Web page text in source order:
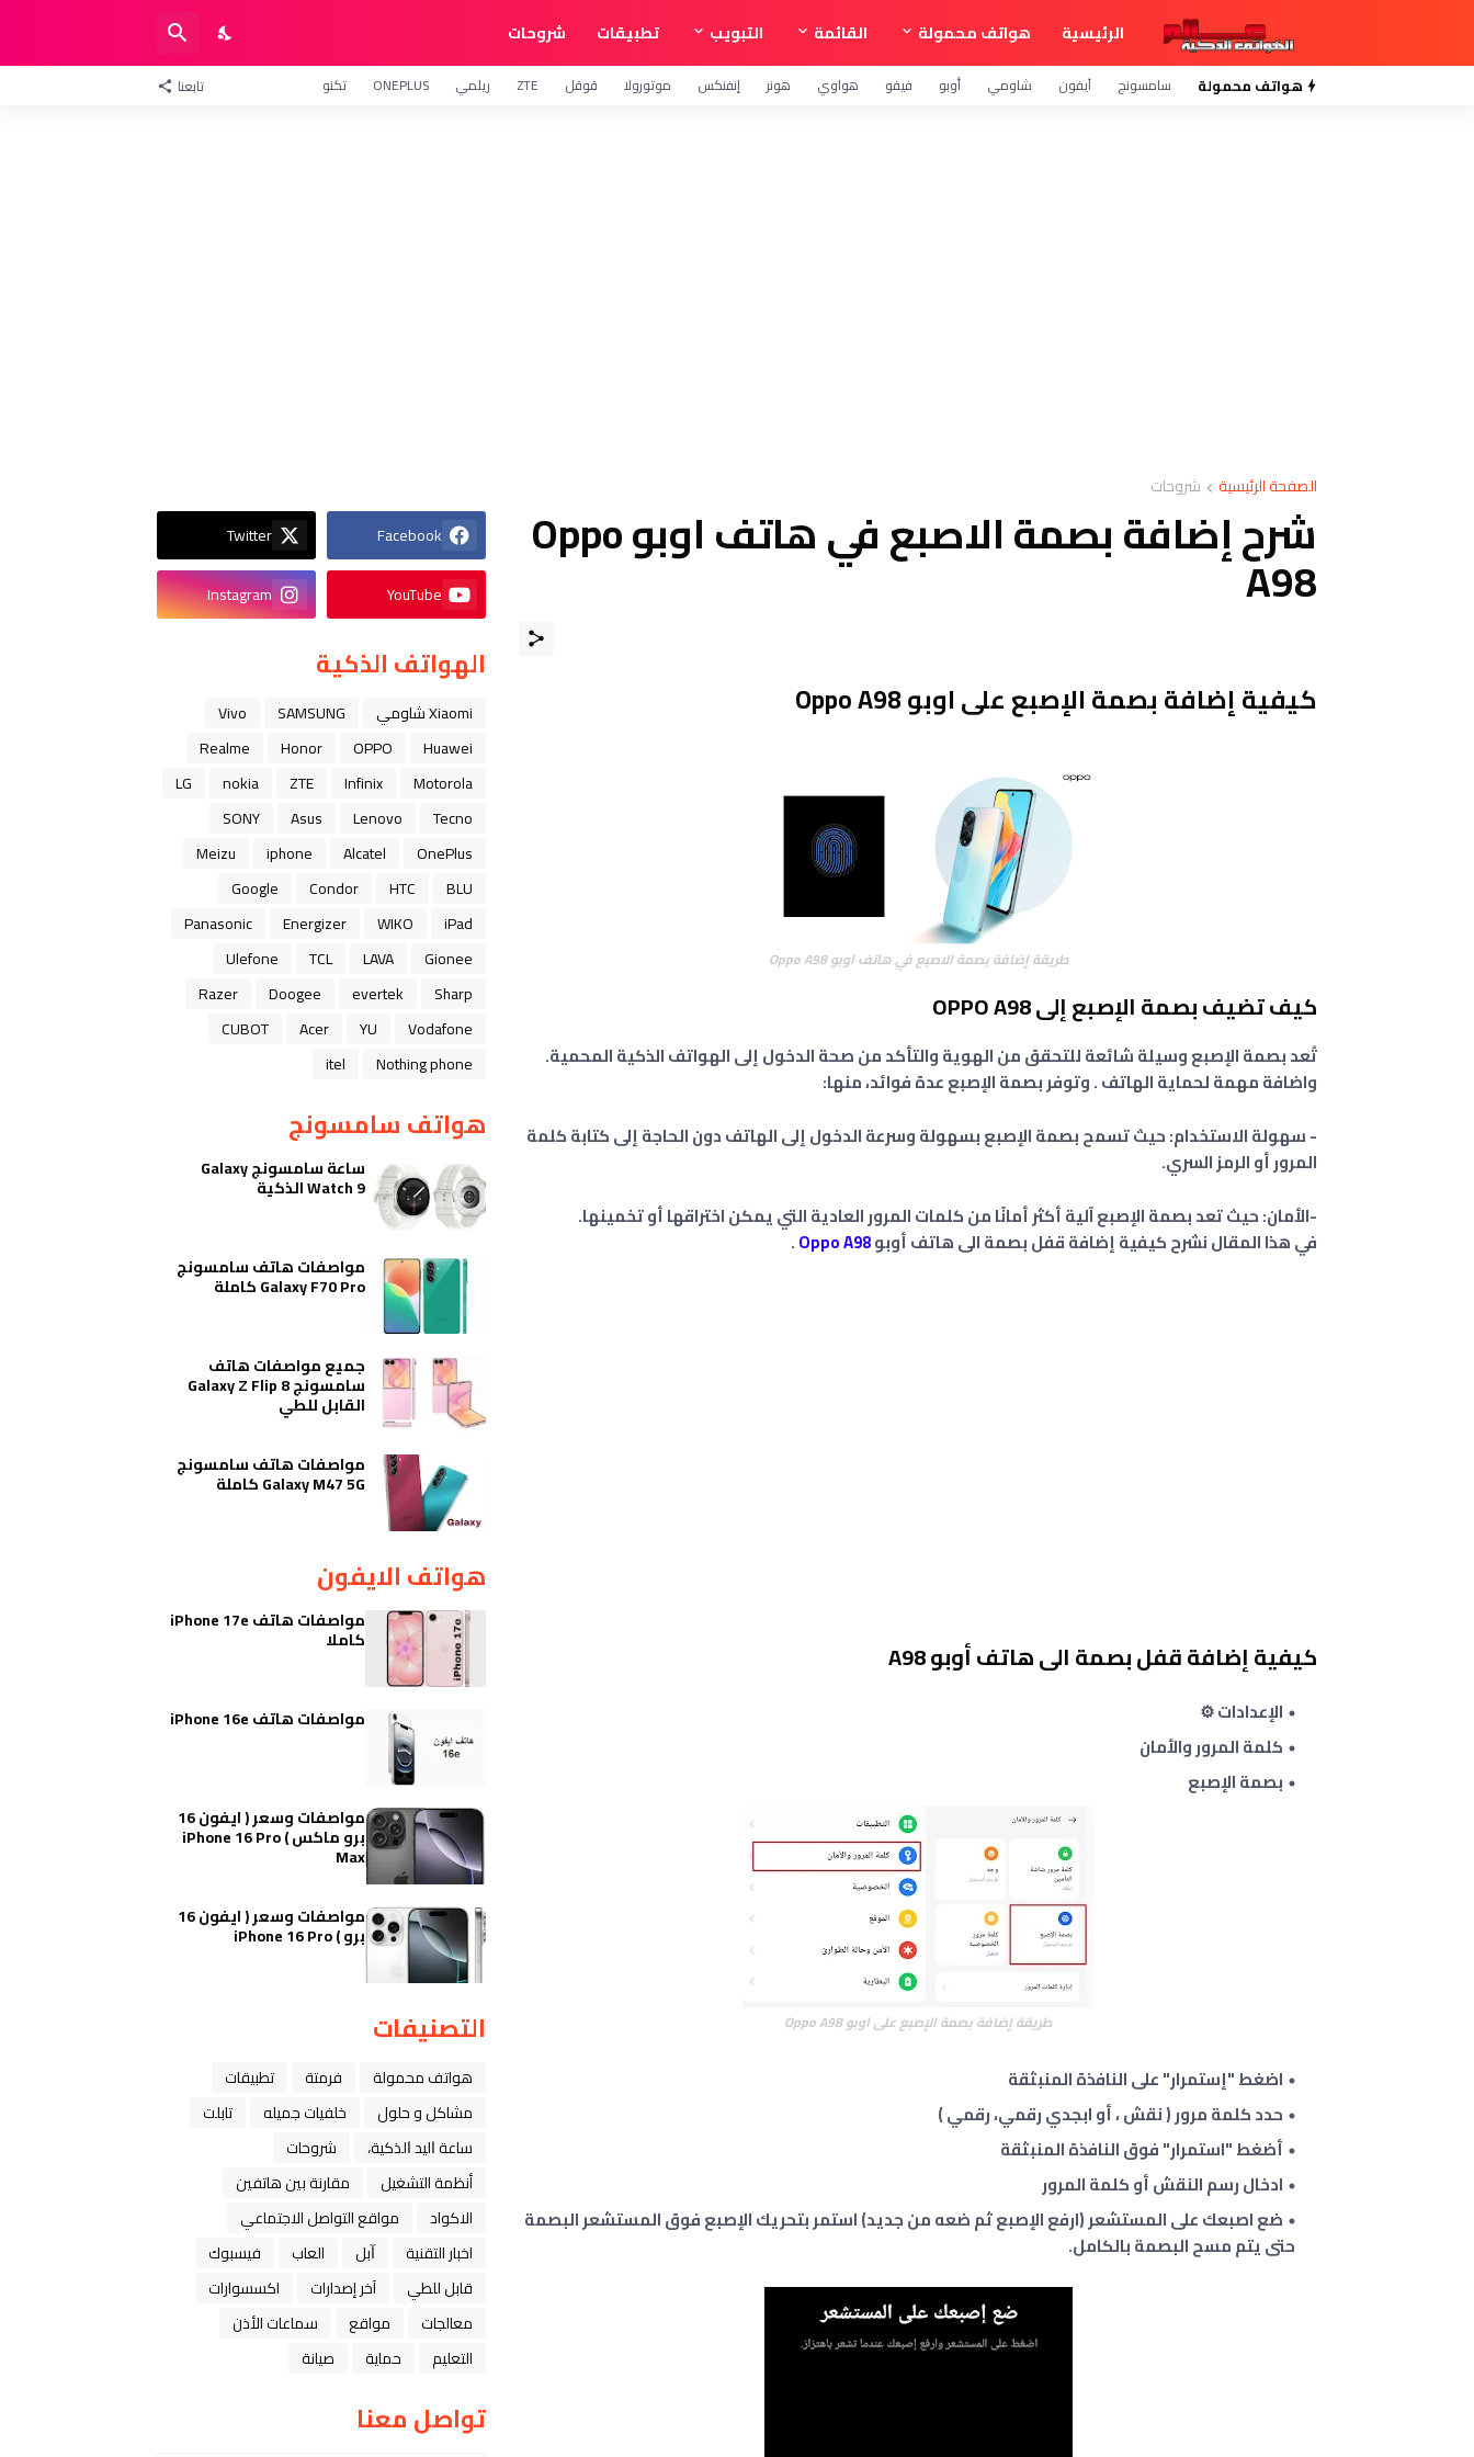
الرئيسية هواتف محمولة القائمة التبويب تطبيقات شروحات
هواتف محمولة سامسونج آيفون شاومي أوبو فيفو هواوي هونر إنفنكس موتورولا قوقل ZTE ريلمي ONEPLUS تكنو تابعنا
الصفحة الرئيسية شروحات
شرح إضافة بصمة الاصبع في هاتف اوبو Oppo
A98
كيفية إضافة بصمة الإصبع على اوبو Oppo A98
طريقة إضافة بصمة الاصبع في هاتف اوبو Oppo A98
كيف تضيف بصمة الإصبع إلى OPPO A98
تُعد بصمة الإصبع وسيلة شائعة للتحقق من الهوية والتأكد من صحة الدخول إلى الهواتف الذكية المحمية.
واضافة مهمة لحماية الهاتف . وتوفر بصمة الإصبع عدة فوائد، منها:
- سهولة الاستخدام: حيث تسمح بصمة الإصبع بسهولة وسرعة الدخول إلى الهاتف دون الحاجة إلى كتابة كلمة
المرور أو الرمز السري.
-الأمان: حيث تعد بصمة الإصبع آلية أكثر أمانًا من كلمات المرور العادية التي يمكن اختراقها أو تخمينها.
في هذا المقال نشرح كيفية إضافة قفل بصمة الى هاتف أوبو
OppoA98
.
كيفية إضافة قفل بصمة الى هاتف أوبو A98
الإعدادات ⚙️
كلمة المرور والأمان
بصمة الإصبع
طريقة إضافة بصمة الإصبع على اوبو Oppo A98
اضغط "إستمرار" على النافذة المنبثقة
حدد كلمة مرور ( نقش ، أو ابجدي رقمي، رقمي )
أضغط "استمرار" فوق النافذة المنبثقة
ادخال رسم النقش أو كلمة المرور
ضع اصبعك على المستشعر (ارفع الإصبع ثم ضعه من جديد) استمر بتحريك الإصبع فوق المستشعر البصمة
حتى يتم مسح البصمة بالكامل.
Facebook
Twitter
YouTube
Instagram
الهواتف الذكية
Xiaomi شاومي SAMSUNG
Vivo
Huawei
OPPO
Honor
Realme
Motorola
Infinix
ZTE
nokia
LG
Tecno
Lenovo
Asus
SONY
OnePlus
Alcatel
iphone
Meizu
BLU
HTC
Condor
Google
iPad
WIKO
Energizer
Panasonic
Gionee
LAVA
TCL
Ulefone
Sharp
evertek
Doogee
Razer
Vodafone
YU
Acer
CUBOT
Nothing phone
itel
هواتف سامسونج
ساعة سامسونج Galaxy
Watch 9 الذكية
مواصفات هاتف سامسونج
Galaxy F70 Pro كاملة
جميع مواصفات هاتف
سامسونج Galaxy Z Flip 8
القابل للطي
مواصفات هاتف سامسونج
Galaxy M47 5G كاملة
هواتف الايفون
مواصفات هاتف iPhone 17e
كاملا
مواصفات هاتف iPhone 16e
مواصفات وسعر ( ايفون 16
برو ماكس ) iPhone 16 Pro
Max
مواصفات وسعر ( ايفون 16
برو ) iPhone 16 Pro
التصنيفات
هواتف محمولة فرمتة
تطبيقات
مشاكل و حلول
خلفيات جميله
تابلت
ﺳﺎﻋﺔ ﺍﻟﻴﺪ ﺍﻟﺬﻛﻴﺔ،
شروحات
أنظمة التشغيل
مقارنة بين هاتفين
الاكواد
مواقع التواصل الاجتماعي
اخبار التقنية
ﺁﺑﻞ العاب
فيسبوك
قابل للطي
آخر إصدارات
اكسسوارات
معالجات
مواقع
سماعات الأذن
التعليم
حماية صيانة
تواصل معنا